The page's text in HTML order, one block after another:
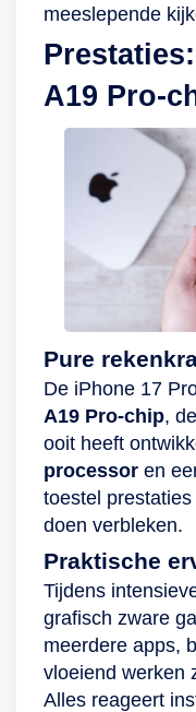
meeslepende
A19 Pro-
Pure
De iPhone 17
A19 Pro-chip,
ooit heeft
processor en
toestel
doen verbleken.
Praktische
Tijdens
grafisch zware
meerdere apps,
vloeiend werken
Alles reageert